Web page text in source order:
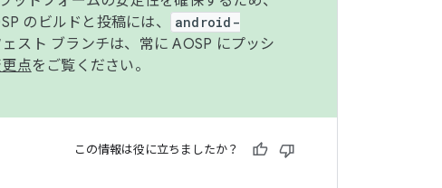
のビルドと投稿には、
android-
スト ブランチは、常に AOSP にプッシ
点をご覧ください。
この情報は役に立ちましたか？